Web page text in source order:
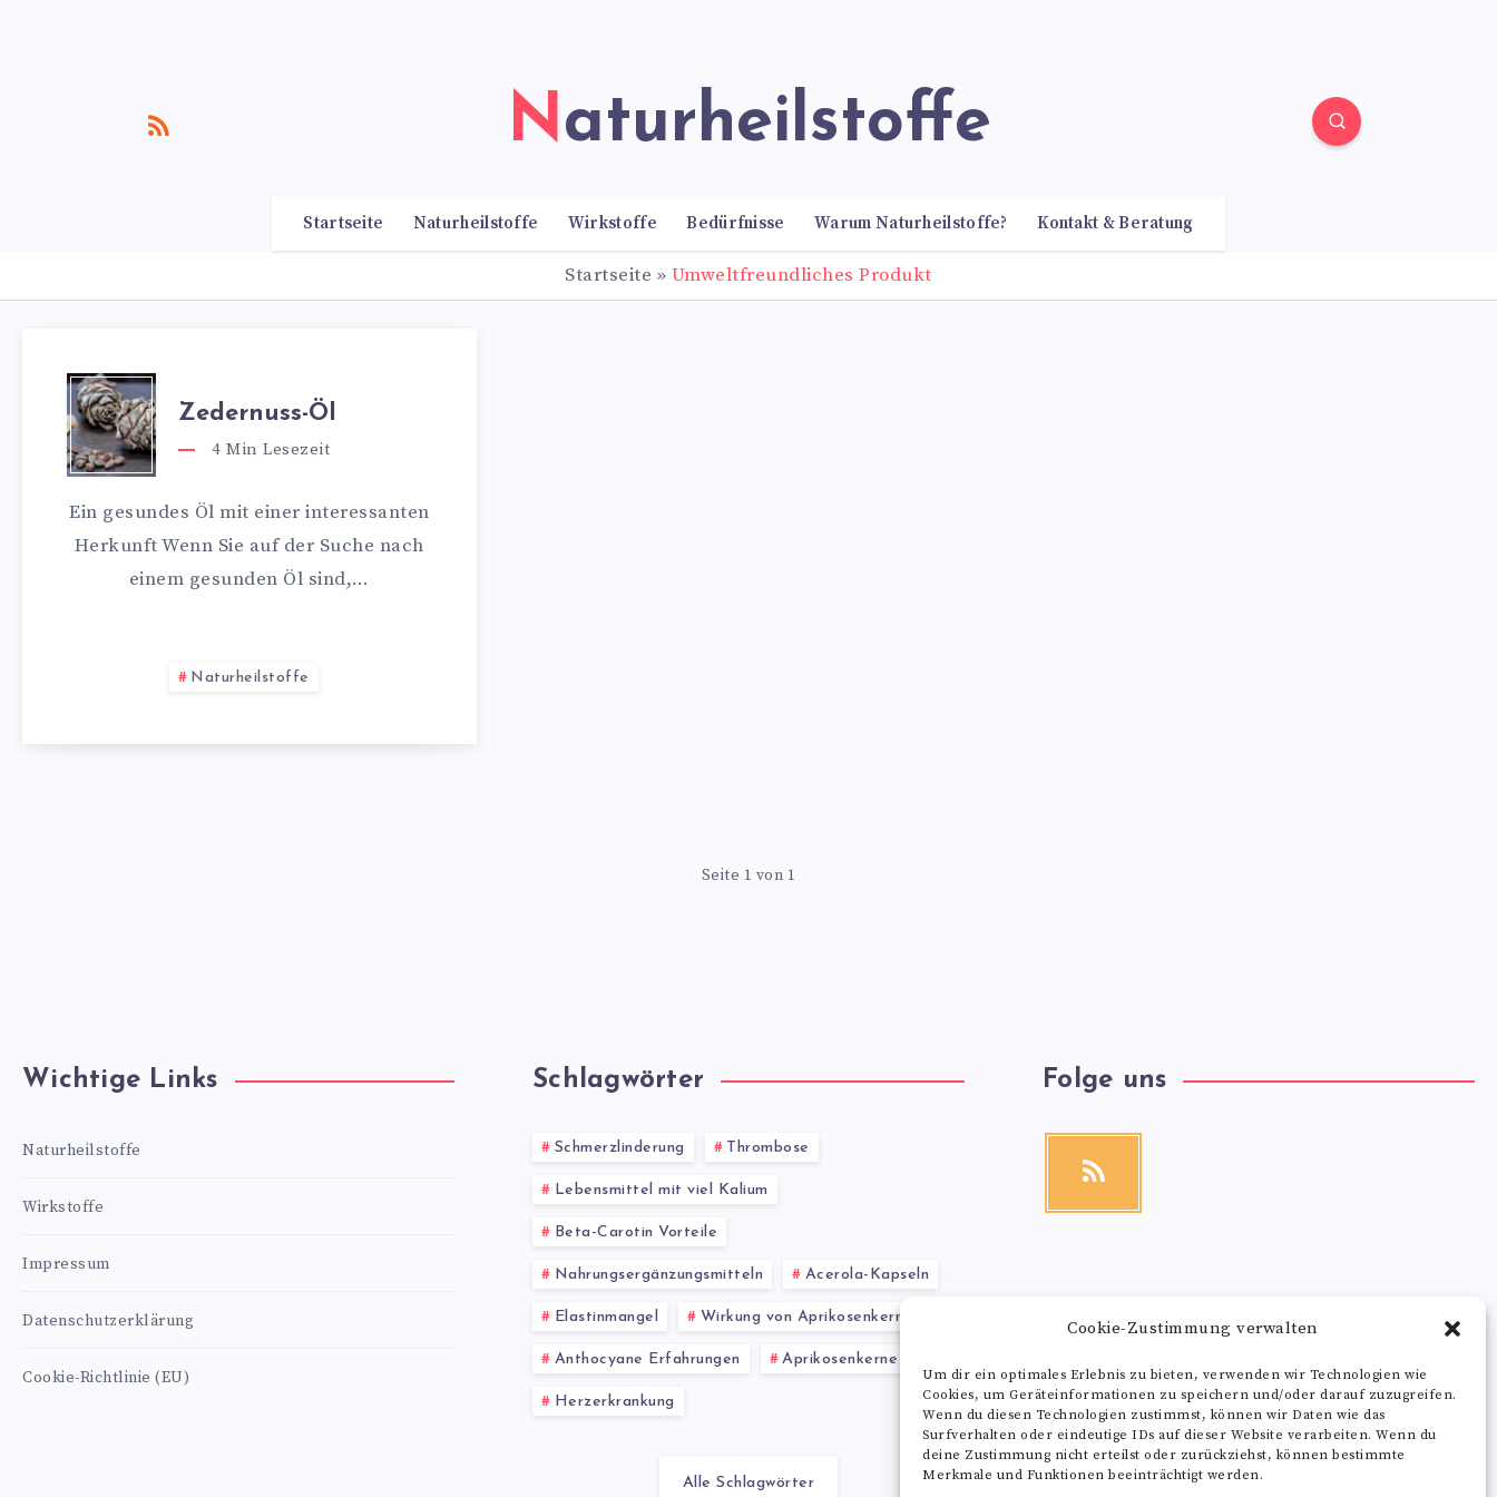
Cookie-Zustimmung verwalten
Um dir ein optimales Erlebnis zu bieten, verwenden wir Technologien wie
Cookies, um Geräteinformationen zu speichern und/oder darauf zuzugreifen.
Wenn du diesen Technologien zustimmst, können wir Daten wie das
Surfverhalten oder eindeutige IDs auf dieser Website verarbeiten. Wenn du
deine Zustimmung nicht erteilst oder zurückziehst, können bestimmte
Merkmale und Funktionen beeinträchtigt werden.
Naturheilstoffe
Startseite Naturheilstoffe Wirkstoffe Bedürfnisse Warum Naturheilstoffe? Kontakt & Beratung
Startseite » Umweltfreundliches Produkt
Zedernuss-Öl
4 Min Lesezeit
Ein gesundes Öl mit einer interessanten
Herkunft Wenn Sie auf der Suche nach
einem gesunden Öl sind,…
Naturheilstoffe
Seite 1 von 1
Wichtige Links
Naturheilstoffe
Wirkstoffe
Impressum
Datenschutzerklärung
Cookie-Richtlinie (EU)
Schlagwörter
Schmerzlinderung Thrombose
Lebensmittel mit viel Kalium
Beta-Carotin Vorteile
Nahrungsergänzungsmitteln Acerola-Kapseln
Elastinmangel Wirkung von Aprikosenkernen
Anthocyane Erfahrungen Aprikosenkerne
Herzerkrankung
Alle Schlagwörter
Folge uns
RSS